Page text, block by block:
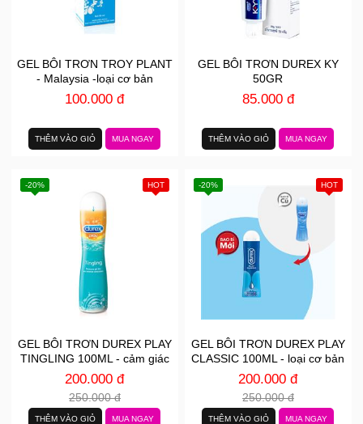
GEL BÔI TRƠN TROY PLANT
- Malaysia -loại cơ bản
100.000 đ
THÊM VÀO GIỎ MUA NGAY
GEL BÔI TRƠN DUREX KY
50GR
85.000 đ
THÊM VÀO GIỎ MUA NGAY
HOT
-20%
GEL BÔI TRƠN DUREX PLAY
TINGLING 100ML - cảm giác
mát lạnh đê mê
200.000 đ
250.000 đ
THÊM VÀO GIỎ MUA NGAY
HOT
-20%
GEL BÔI TRƠN DUREX PLAY
CLASSIC 100ML - loại cơ bản
200.000 đ
250.000 đ
THÊM VÀO GIỎ MUA NGAY